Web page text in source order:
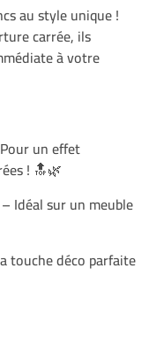
au style unique !
carrée, ils
à votre
un effet
! 🔝🌿
Idéal sur un meuble
touche déco parfaite